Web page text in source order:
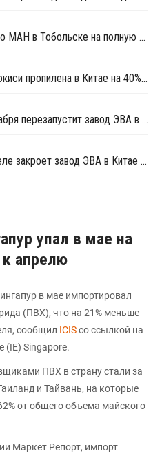
СИБУР выведет производство МАН в Тобольске на полную механическую готовность до конца 2021 года
Tianjin Dagu загрузила завод окиси пропилена в Китае на 40% после перезапуска
Formosa Plastics в конце декабря перезапустит завод ЭВА в Китае после плановой профилактики
Formosa Plastics на этой неделе закроет завод ЭВА в Китае на плановую профилактику
упал в мае на
апрелю
в мае импортировал
(ПВХ), что на 21% меньше
сообщил ICISсо ссылкой на
(IE) Singapore.
ПВХ в страну стали за
и Тайвань, на которые
от общего объема майского
Маркет Репорт, импорт